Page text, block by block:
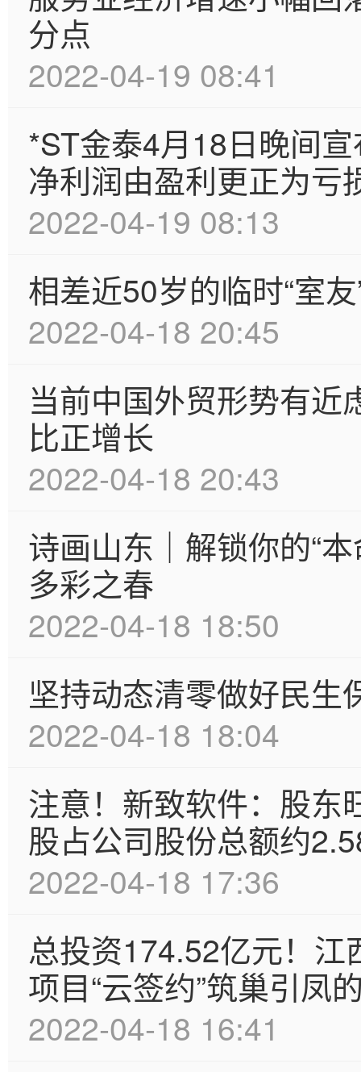
分点
2022-04-19 08:41
*ST金泰4月18日晚间
净利润由盈利更正为亏
2022-04-19 08:13
相差近50岁的临时“室
2022-04-18 20:45
当前中国外贸形势有近
比正增长
2022-04-18 20:43
诗画山东｜解锁你的“
多彩之春
2022-04-18 18:50
坚持动态清零做好民生
2022-04-18 18:04
注意！新致软件：股东
股占公司股份总额约
2022-04-18 17:36
总投资174.52亿元！
项目“云签约”筑巢引凤
2022-04-18 16:41